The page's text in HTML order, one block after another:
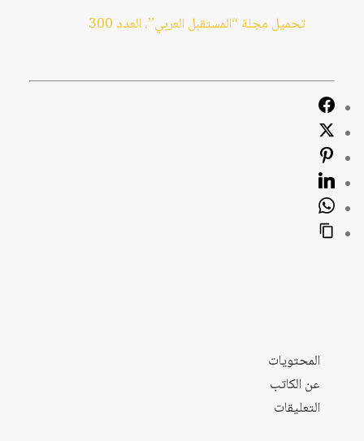
تحميل مجلة “المستقبل العربي”، العدد 300
المحتويات
عن الكاتب
التعليقات